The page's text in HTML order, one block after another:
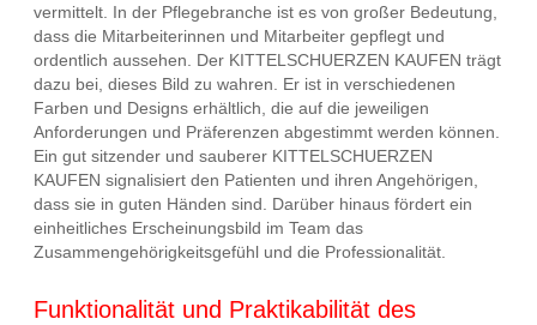
vermittelt. In der Pflegebranche ist es von großer Bedeutung,
dass die Mitarbeiterinnen und Mitarbeiter gepflegt und
ordentlich aussehen. Der KITTELSCHUERZEN KAUFEN trägt
dazu bei, dieses Bild zu wahren. Er ist in verschiedenen
Farben und Designs erhältlich, die auf die jeweiligen
Anforderungen und Präferenzen abgestimmt werden können.
Ein gut sitzender und sauberer KITTELSCHUERZEN
KAUFEN signalisiert den Patienten und ihren Angehörigen,
dass sie in guten Händen sind. Darüber hinaus fördert ein
einheitliches Erscheinungsbild im Team das
Zusammengehörigkeitsgefühl und die Professionalität.
Funktionalität und Praktikabilität des